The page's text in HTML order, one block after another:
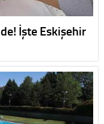
İşte Eskişehir